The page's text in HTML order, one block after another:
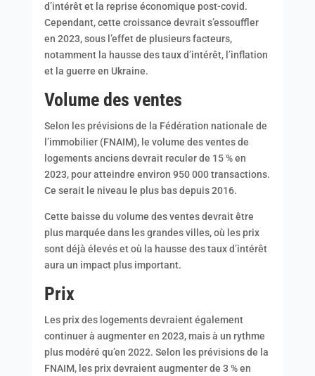
d’intérêt et la reprise économique post-covid.
Cependant, cette croissance devrait s’essouffler
en 2023, sous l’effet de plusieurs facteurs,
notamment la hausse des taux d’intérêt, l’inflation
et la guerre en Ukraine.
Volume des ventes
Selon les prévisions de la Fédération nationale de
l’immobilier (FNAIM), le volume des ventes de
logements anciens devrait reculer de 15 % en
2023, pour atteindre environ 950 000 transactions.
Ce serait le niveau le plus bas depuis 2016.
Cette baisse du volume des ventes devrait être
plus marquée dans les grandes villes, où les prix
sont déjà élevés et où la hausse des taux d’intérêt
aura un impact plus important.
Prix
Les prix des logements devraient également
continuer à augmenter en 2023, mais à un rythme
plus modéré qu’en 2022. Selon les prévisions de la
FNAIM, les prix devraient augmenter de 3 % en